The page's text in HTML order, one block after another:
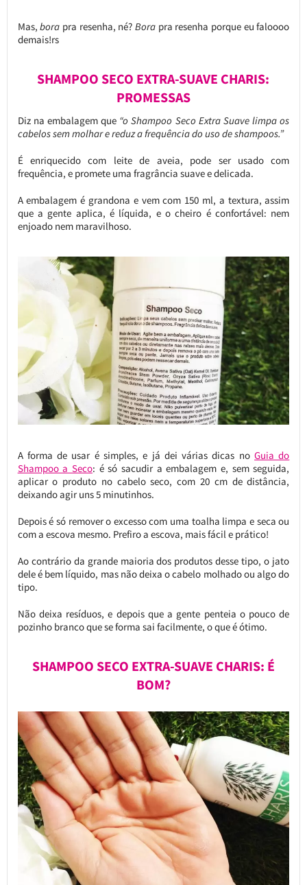
Mas, bora pra resenha, né? Bora pra resenha porque eu faloooo
demais!rs
SHAMPOO SECO EXTRA-SUAVE CHARIS:
PROMESSAS
Diz na embalagem que “o Shampoo Seco Extra Suave limpa os
cabelos sem molhar e reduz a frequência do uso de shampoos.”
É enriquecido com leite de aveia, pode ser usado com
frequência, e promete uma fragrância suave e delicada.
A embalagem é grandona e vem com 150 ml, a textura, assim
que a gente aplica, é líquida, e o cheiro é confortável: nem
enjoado nem maravilhoso.
A forma de usar é simples, e já dei várias dicas noGuia do
Shampoo a Seco: é só sacudir a embalagem e, sem seguida,
aplicar o produto no cabelo seco, com 20 cm de distância,
deixando agir uns 5 minutinhos.
Depois é só remover o excesso com uma toalha limpa e seca ou
com a escova mesmo. Prefiro a escova, mais fácil e prático!
Ao contrário da grande maioria dos produtos desse tipo, o jato
dele é bem líquido, mas não deixa o cabelo molhado ou algo do
tipo.
Não deixa resíduos, e depois que a gente penteia o pouco de
pozinho branco que se forma sai facilmente, o que é ótimo.
SHAMPOO SECO EXTRA-SUAVE CHARIS: É
BOM?